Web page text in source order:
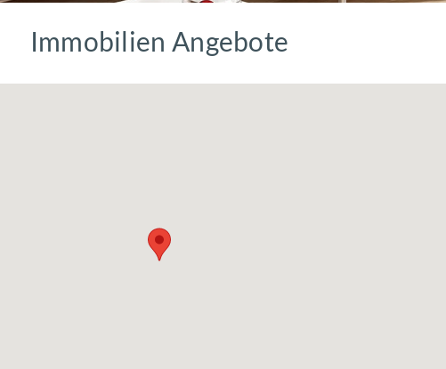
Immobilien Angebote